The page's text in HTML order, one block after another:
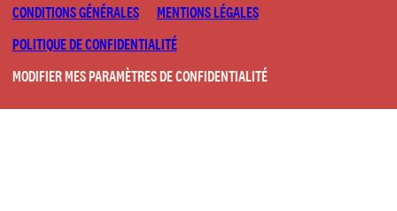
CONDITIONS GÉNÉRALES
MENTIONS LÉGALES
POLITIQUE DE CONFIDENTIALITÉ
MODIFIER MES PARAMÈTRES DE CONFIDENTIALITÉ